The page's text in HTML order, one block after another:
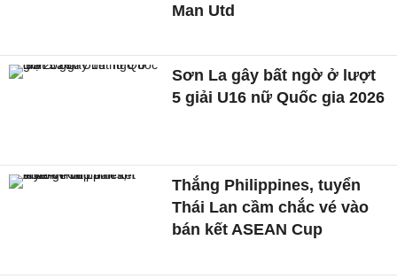
Man Utd
Sơn La gây bất ngờ ở lượt
5 giải U16 nữ Quốc gia 2026
Thắng Philippines, tuyển
Thái Lan cầm chắc vé vào
bán kết ASEAN Cup